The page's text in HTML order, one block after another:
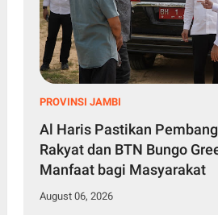
PROVINSI JAMBI
Al Haris Pastikan
Rakyat dan BTN Bungo
Manfaat bagi Masyarakat
August 06, 2026